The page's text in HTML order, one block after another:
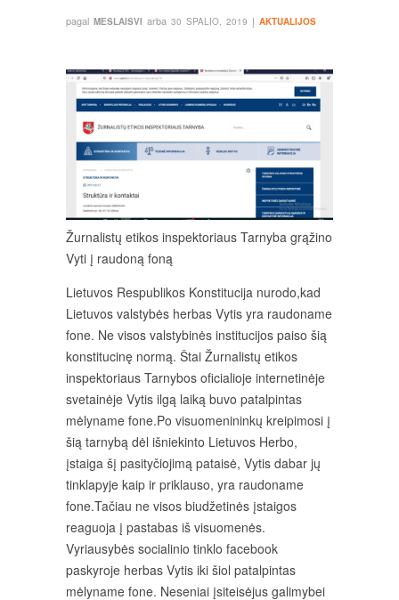
pagal MESLAISVI arba 30 SPALIO, 2019 į AKTUALIJOS
Žurnalistų etikos inspektoriaus Tarnyba grąžino
Vyti į raudoną foną
Lietuvos Respublikos Konstitucija nurodo,kad
Lietuvos valstybės herbas Vytis yra raudoname
fone. Ne visos valstybinės institucijos paiso šią
konstitucinę normą. Štai Žurnalistų etikos
inspektoriaus Tarnybos oficialioje internetinėje
svetainėje Vytis ilgą laiką buvo patalpintas
mėlyname fone.Po visuomenininkų kreipimosi į
šią tarnybą dėl išniekinto Lietuvos Herbo,
įstaiga šį pasityčiojimą pataisė, Vytis dabar jų
tinklapyje kaip ir priklauso, yra raudoname
fone.Tačiau ne visos biudžetinės įstaigos
reaguoja į pastabas iš visuomenės.
Vyriausybės socialinio tinklo facebook
paskyroje herbas Vytis iki šiol patalpintas
mėlyname fone. Neseniai įsiteisėjus galimybei